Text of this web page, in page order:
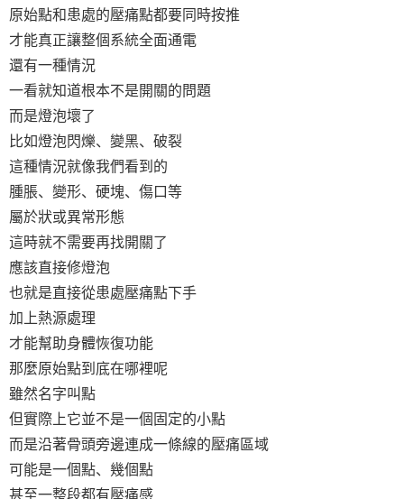
原始點和患處的壓痛點都要同時按推
才能真正讓整個系統全面通電
還有一種情況
一看就知道根本不是開關的問題
而是燈泡壞了
比如燈泡閃爍、變黑、破裂
這種情況就像我們看到的
腫脹、變形、硬塊、傷口等
屬於狀或異常形態
這時就不需要再找開關了
應該直接修燈泡
也就是直接從患處壓痛點下手
加上熱源處理
才能幫助身體恢復功能
那麼原始點到底在哪裡呢
雖然名字叫點
但實際上它並不是一個固定的小點
而是沿著骨頭旁邊連成一條線的壓痛區域
可能是一個點、幾個點
甚至一整段都有壓痛感